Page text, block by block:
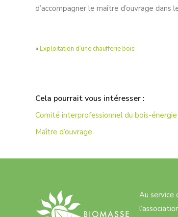
d’accompagner le maître d’ouvrage
«Exploitation d’une chaufferie bois
Cela pourrait vous intéresser :
Comité interprofessionnel du bois-énergie
Maître d’ouvrage
Au